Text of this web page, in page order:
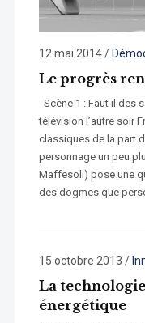
12 mai 2014/
Le progrès
Scène 1 : Faut il des
télévision l’autre soir
classiques de la part
personnage un peu
Maffesoli) pose une
des dogmes que
15 octobre 2013 /
La
énergétique